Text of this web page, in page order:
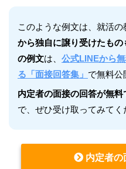
このような例文は、就活の
から独自に譲り受けたもの
の例文は、 公式LINEから
る「面接回答集」 で無料公
内定者の面接の回答が無料
で、ぜひ受け取ってみてく
内定者の